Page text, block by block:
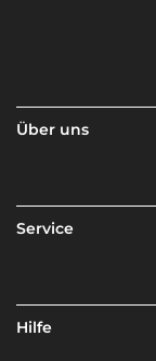
Über uns
Service
Hilfe